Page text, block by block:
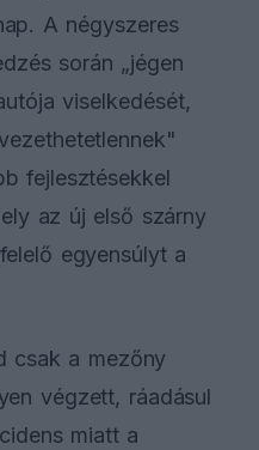
A négyszeres
során „jégen
viselkedését,
fejlesztésekkel
az új első szárny
egyensúlyt a
csak a mezőny
végzett, ráadásul
miatt a